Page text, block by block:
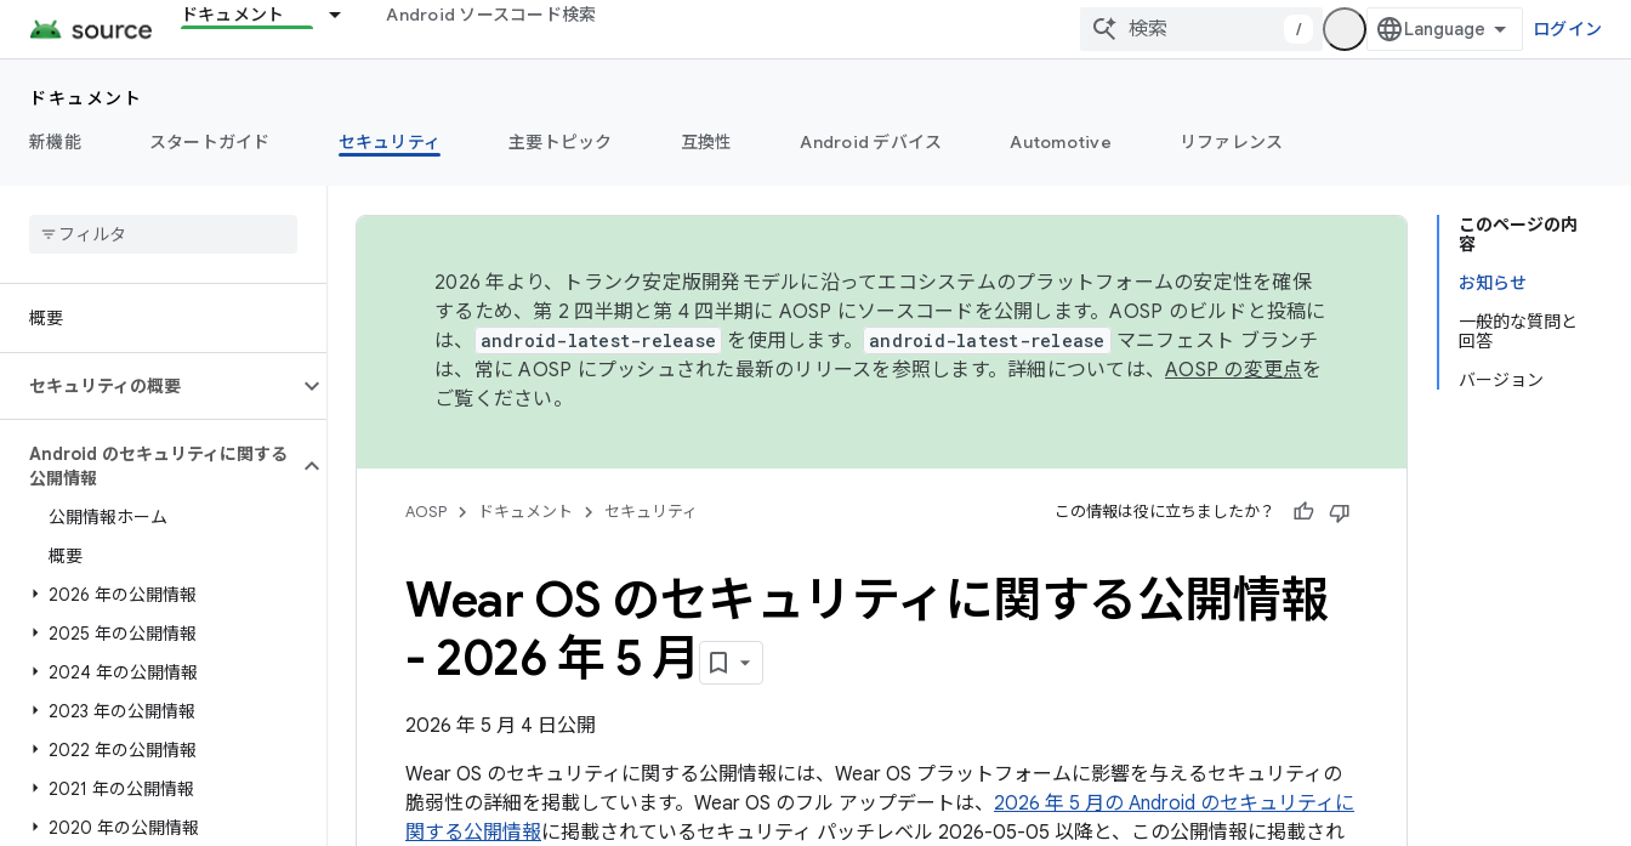
ドキュメント Android ソースコード検索
/ ログイン
ドキュメント
新機能
スタートガイド セキュリティ 主要トピック 互換性 Android デバイス Automotive リファレンス
概要
セキュリティの概要
Android のセキュリティに関する
公開情報
公開情報ホーム
概要
2026 年の公開情報
2025 年の公開情報
2024 年の公開情報
2023 年の公開情報
2022 年の公開情報
2021 年の公開情報
2020 年の公開情報
このページの内
容
お知らせ
一般的な質問と
回答
バージョン
2026 年より、トランク安定版開発モデルに沿ってエコシステムのプラットフォームの安定性を確保
するため、第 2 四半期と第 4 四半期に AOSP にソースコードを公開します。AOSP のビルドと投稿に
は、
android-latest-release を使用します。 android-latest-release
マニフェスト ブランチ
は、常に AOSP にプッシュされた最新のリリースを参照します。詳細については、 AOSP の変更点を
ご覧ください。
AOSP ドキュメント セキュリティ この情報は役に立ちましたか？
Wear OS のセキュリティに関する公開情報
- 2026 年 5 月
2026 年 5 月 4 日公開
Wear OS のセキュリティに関する公開情報には、Wear OS プラットフォームに影響を与えるセキュリティの
脆弱性の詳細を掲載しています。Wear OS のフル アップデートは、 2026 年 5 月の Android のセキュリティに
関する公開情報に掲載されているセキュリティ パッチレベル 2026-05-05 以降と、この公開情報に掲載され